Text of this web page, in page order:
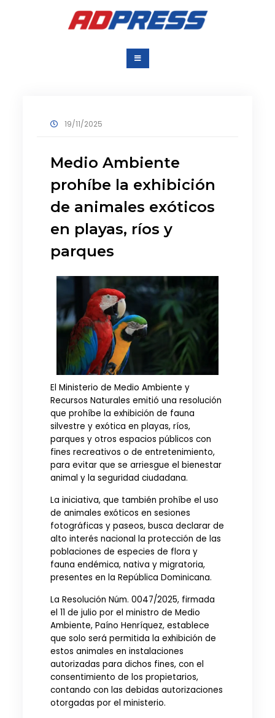
Agencia Dominicana
de Prensa
19/11/2025
Medio Ambiente
prohíbe la exhibición
de animales exóticos
en playas, ríos y
parques
El Ministerio de Medio Ambiente y
Recursos Naturales emitió una resolución
que prohíbe la exhibición de fauna
silvestre y exótica en playas, ríos,
parques y otros espacios públicos con
fines recreativos o de entretenimiento,
para evitar que se arriesgue el bienestar
animal y la seguridad ciudadana.
La iniciativa, que también prohíbe el uso
de animales exóticos en sesiones
fotográficas y paseos, busca declarar de
alto interés nacional la protección de las
poblaciones de especies de flora y
fauna endémica, nativa y migratoria,
presentes en la República Dominicana.
La Resolución Núm. 0047/2025, firmada
el 11 de julio por el ministro de Medio
Ambiente, Paíno Henríquez, establece
que solo será permitida la exhibición de
estos animales en instalaciones
autorizadas para dichos fines, con el
consentimiento de los propietarios,
contando con las debidas autorizaciones
otorgadas por el ministerio.